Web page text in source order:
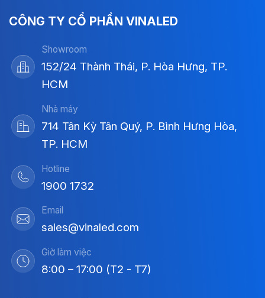
CÔNG TY CỔ PHẦN VINALED
Showroom
152/24 Thành Thái, P. Hòa Hưng, TP.
HCM
Nhà máy
714 Tân Kỳ Tân Quý, P. Bình Hưng Hòa,
TP. HCM
Hotline
1900 1732
Email
sales@vinaled.com
Giờ làm việc
8:00 – 17:00 (T2 - T7)